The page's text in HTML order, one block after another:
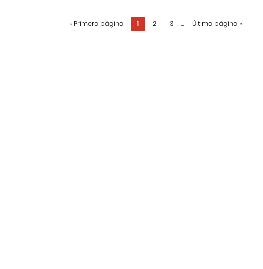
« Primera página 1 2 3 ... Última página »